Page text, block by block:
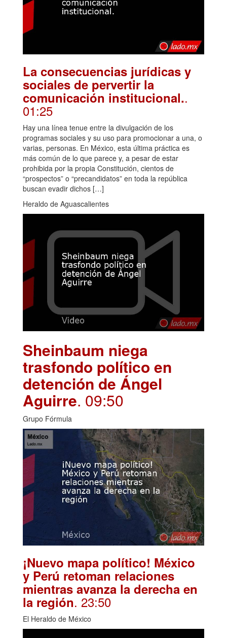
La consecuencias jurídicas y
sociales de pervertir la
comunicación institucional..
01:25
Hay una línea tenue entre la divulgación de los
programas sociales y su uso para promocionar a una, o
varias, personas. En México, esta última práctica es
más común de lo que parece y, a pesar de estar
prohibida por la propia Constitución, cientos de
“prospectos” o “precandidatos” en toda la república
buscan evadir dichos […]
Heraldo de Aguascalientes
Sheinbaum niega
trasfondo político en
detención de Ángel
Aguirre. 09:50
Grupo Fórmula
¡Nuevo mapa político! México
y Perú retoman relaciones
mientras avanza la derecha en
la región. 23:50
El Heraldo de México